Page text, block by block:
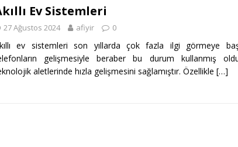
Ev Sistemleri
27 Ağustos 2024 afiyir 0
ev sistemleri son yıllarda çok fazla ilgi görmeye
gelişmesiyle beraber bu durum kullanmış
aletlerinde hızla gelişmesini sağlamıştır. Özellikle […]